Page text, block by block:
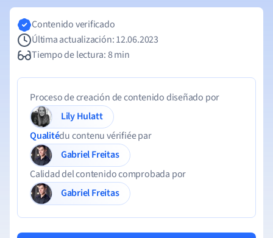
Contenido verificado
Última actualización: 12.06.2023
Tiempo de lectura: 8 min
Proceso de creación de contenido diseñado por
Lily Hulatt
Qualitédu contenu vérifiée par
Gabriel Freitas
Calidad del contenido comprobada por
Gabriel Freitas